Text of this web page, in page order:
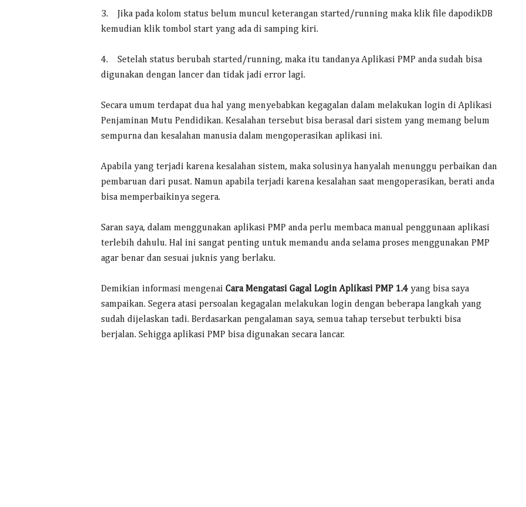
3. Jika pada kolom status belum muncul keterangan started/running maka klik file dapodikDB
kemudian klik tombol start yang ada di samping kiri.
4. Setelah status berubah started/running, maka itu tandanya Aplikasi PMP anda sudah bisa
digunakan dengan lancer dan tidak jadi error lagi.
Secara umum terdapat dua hal yang menyebabkan kegagalan dalam melakukan login di Aplikasi
Penjaminan Mutu Pendidikan. Kesalahan tersebut bisa berasal dari sistem yang memang belum
sempurna dan kesalahan manusia dalam mengoperasikan aplikasi ini.
Apabila yang terjadi karena kesalahan sistem, maka solusinya hanyalah menunggu perbaikan dan
pembaruan dari pusat. Namun apabila terjadi karena kesalahan saat mengoperasikan, berati anda
bisa memperbaikinya segera.
Saran saya, dalam menggunakan aplikasi PMP anda perlu membaca manual penggunaan aplikasi
terlebih dahulu. Hal ini sangat penting untuk memandu anda selama proses menggunakan PMP
agar benar dan sesuai juknis yang berlaku.
Demikian informasi mengenai Cara Mengatasi Gagal Login Aplikasi PMP 1.4 yang bisa saya
sampaikan. Segera atasi persoalan kegagalan melakukan login dengan beberapa langkah yang
sudah dijelaskan tadi. Berdasarkan pengalaman saya, semua tahap tersebut terbukti bisa
berjalan. Sehigga aplikasi PMP bisa digunakan secara lancar.